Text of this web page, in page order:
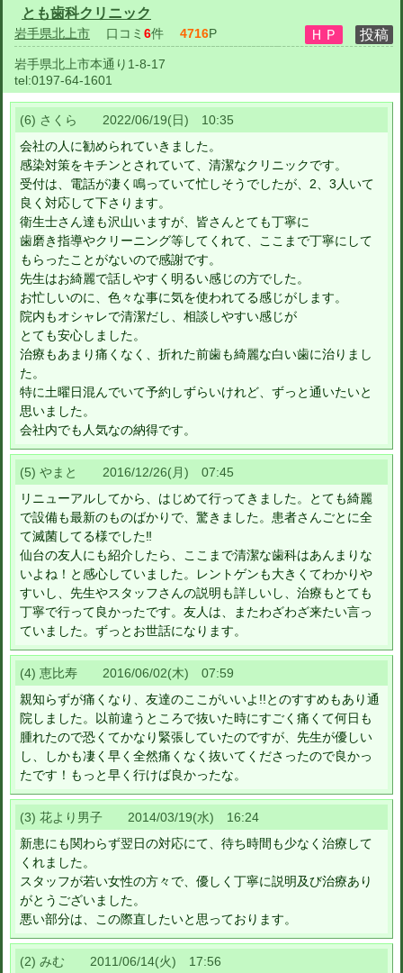
とも歯科クリニック
岩手県北上市 口コミ 6件 4716P
岩手県北上市本通り1-8-17
tel:0197-64-1601
(6) さくら 2022/06/19(日) 10:35
会社の人に勧められていきました。
感染対策をキチンとされていて、清潔なクリニックです。
受付は、電話が凄く鳴っていて忙しそうでしたが、2、3人いて
良く対応して下さります。
衛生士さん達も沢山いますが、皆さんとても丁寧に
歯磨き指導やクリーニング等してくれて、ここまで丁寧にして
もらったことがないので感謝です。
先生はお綺麗で話しやすく明るい感じの方でした。
お忙しいのに、色々な事に気を使われてる感じがします。
院内もオシャレで清潔だし、相談しやすい感じが
とても安心しました。
治療もあまり痛くなく、折れた前歯も綺麗な白い歯に治りまし
た。
特に土曜日混んでいて予約しずらいけれど、ずっと通いたいと
思いました。
会社内でも人気なの納得です。
(5) やまと 2016/12/26(月) 07:45
リニューアルしてから、はじめて行ってきました。とても綺麗
で設備も最新のものばかりで、驚きました。患者さんごとに全
て滅菌してる様でした‼
仙台の友人にも紹介したら、ここまで清潔な歯科はあんまりな
いよね！と感心していました。レントゲンも大きくてわかりや
すいし、先生やスタッフさんの説明も詳しいし、治療もとても
丁寧で行って良かったです。友人は、またわざわざ来たい言っ
ていました。ずっとお世話になります。
(4) 恵比寿 2016/06/02(木) 07:59
親知らずが痛くなり、友達のここがいいよ!!とのすすめもあり通
院しました。以前違うところで抜いた時にすごく痛くて何日も
腫れたので恐くてかなり緊張していたのですが、先生が優しい
し、しかも凄く早く全然痛くなく抜いてくださったので良かっ
たです！もっと早く行けば良かったな。
(3) 花より男子 2014/03/19(水) 16:24
新患にも関わらず翌日の対応にて、待ち時間も少なく治療して
くれました。
スタッフが若い女性の方々で、優しく丁寧に説明及び治療あり
がとうございました。
悪い部分は、この際直したいと思っております。
(2) みむ 2011/06/14(火) 17:56